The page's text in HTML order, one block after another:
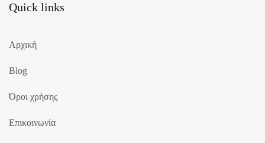
Quick links
Αρχική
Blog
Όροι χρήσης
Επικοινωνία